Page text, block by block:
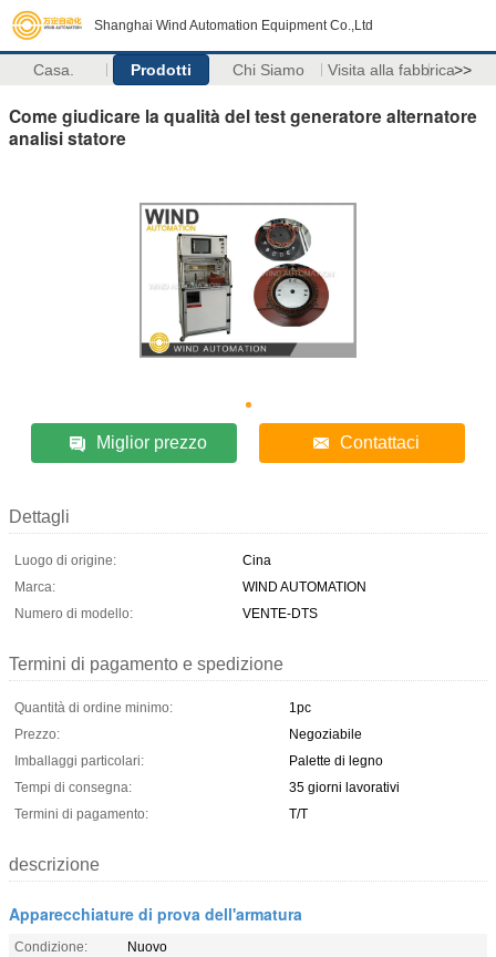
Shanghai Wind Automation Equipment Co.,Ltd
Casa. Prodotti Chi Siamo Visita alla fabbrica>>
Come giudicare la qualità del test generatore alternatore
analisi statore
Miglior prezzo Contattaci
Dettagli
Luogo di origine:
Cina
Marca:
WIND AUTOMATION
Numero di modello:
VENTE-DTS
Termini di pagamento e spedizione
Quantità di ordine minimo:
1pc
Prezzo:
Negoziabile
Imballaggi particolari:
Palette di legno
Tempi di consegna:
35 giorni lavorativi
Termini di pagamento:
T/T
descrizione
Apparecchiature di prova dell'armatura
Condizione:
Nuovo